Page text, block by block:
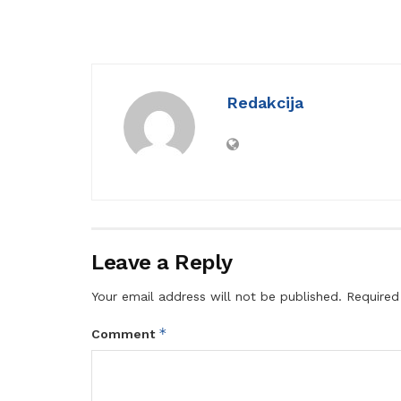
Redakcija
Leave a Reply
Your email address will not be published.
Comment *